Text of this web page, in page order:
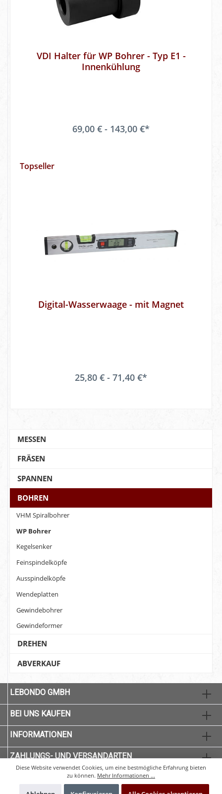
VDI Halter für WP Bohrer - Typ E1 -
Innenkühlung
69,00 € - 143,00 €*
Topseller
Digital-Wasserwaage - mit Magnet
25,80 € - 71,40 €*
MESSEN
FRÄSEN
SPANNEN
BOHREN
VHM Spiralbohrer
WP Bohrer
Kegelsenker
Feinspindelköpfe
Ausspindelköpfe
Wendeplatten
Gewindebohrer
Gewindeformer
DREHEN
ABVERKAUF
LEBONDO GMBH
BEI UNS KAUFEN
INFORMATIONEN
ZAHLUNGS- UND VERSANDARTEN
Diese Website verwendet Cookies, um eine bestmögliche Erfahrung bieten
zu können. Mehr Informationen ...